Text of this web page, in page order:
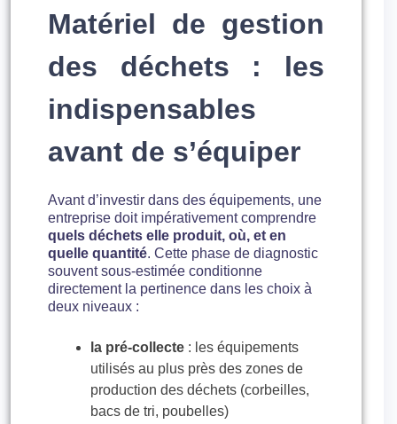
Matériel de gestion
des déchets : les
indispensables
avant de s’équiper
Avant d’investir dans des équipements, une
entreprise doit impérativement comprendre
quels déchets elle produit, où, et en
quelle quantité. Cette phase de diagnostic
souvent sous-estimée conditionne
directement la pertinence dans les choix à
deux niveaux :
la pré-collecte : les équipements
utilisés au plus près des zones de
production des déchets (corbeilles,
bacs de tri, poubelles)